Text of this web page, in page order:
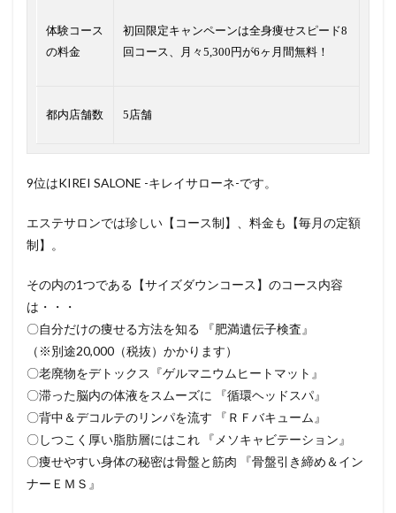
体験コース
の料金
初回限定キャンペーンは全身痩せスピード8
回コース、月々5,300円が6ヶ月間無料！
都内店舗数 5店舗
9位はKIREI SALONE -キレイサローネ-です。
エステサロンでは珍しい【コース制】、料金も【毎月の定額
制】。
その内の1つである【サイズダウンコース】のコース内容
は・・・
〇自分だけの痩せる方法を知る 『肥満遺伝子検査』
（※別途20,000（税抜）かかります）
〇老廃物をデトックス『ゲルマニウムヒートマット』
〇滞った脳内の体液をスムーズに 『循環ヘッドスパ』
〇背中＆デコルテのリンパを流す 『ＲＦバキューム』
〇しつこく厚い脂肪層にはこれ 『メソキャビテーション』
〇痩せやすい身体の秘密は骨盤と筋肉 『骨盤引き締め＆イン
ナーＥＭＳ』